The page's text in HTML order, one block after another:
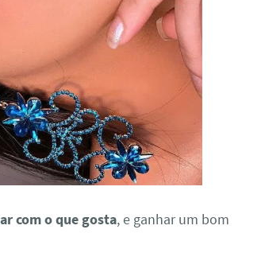
com o que gosta, e ganhar um bom